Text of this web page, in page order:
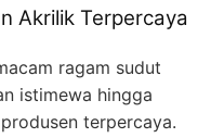
Akrilik Terpercaya
ragam sudut
istimewa hingga
terpercaya.